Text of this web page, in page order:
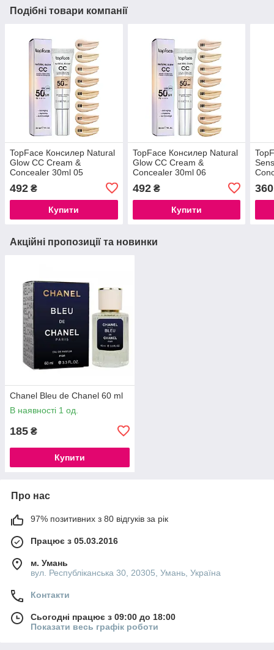
Подібні товари компанії
TopFace Консилер Natural
Glow CC Cream &
Concealer 30ml 05
492 ₴
Купити
TopFace Консилер Natural
Glow CC Cream &
Concealer 30ml 06
492₴
Купити
360
Акційні пропозиції та новинки
Chanel Bleu de Chanel 60 ml
В наявності 1 од.
185 ₴
Купити
Про нас
97% позитивних з 80 відгуків за рік
Працює з 05.03.2016
м. Умань
вул. Республіканська 30, 20305, Умань, Україна
Контакти
Сьогодні працює з 09:00 до 18:00
Показати весь графік роботи